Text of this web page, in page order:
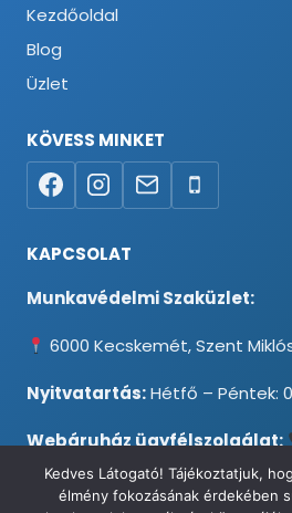
Kezdőoldal
Blog
Üzlet
KÖVESS MINKET
KAPCSOLAT
Munkavédelmi Szaküzlet:
6000 Kecskemét, Szent
Nyitvatartás:Hétfő – Péntek:
Webáruház ügyfélszolgálat:
info@testpancel.hu
Kedves Látogató! Tájékoztatjuk,
élmény fokozásának érdekében